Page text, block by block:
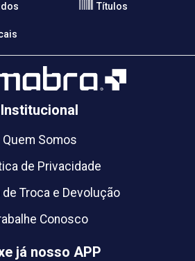
Títulos
Institucional
Quem Somos
de Privacidade
Troca e Devolução
Conosco
já nosso APP